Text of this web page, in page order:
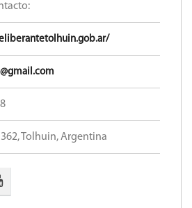
Tolhuin, Argentina